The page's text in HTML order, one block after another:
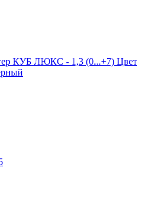
КУБ ЛЮКС - 1,3 (0...+7) Цвет